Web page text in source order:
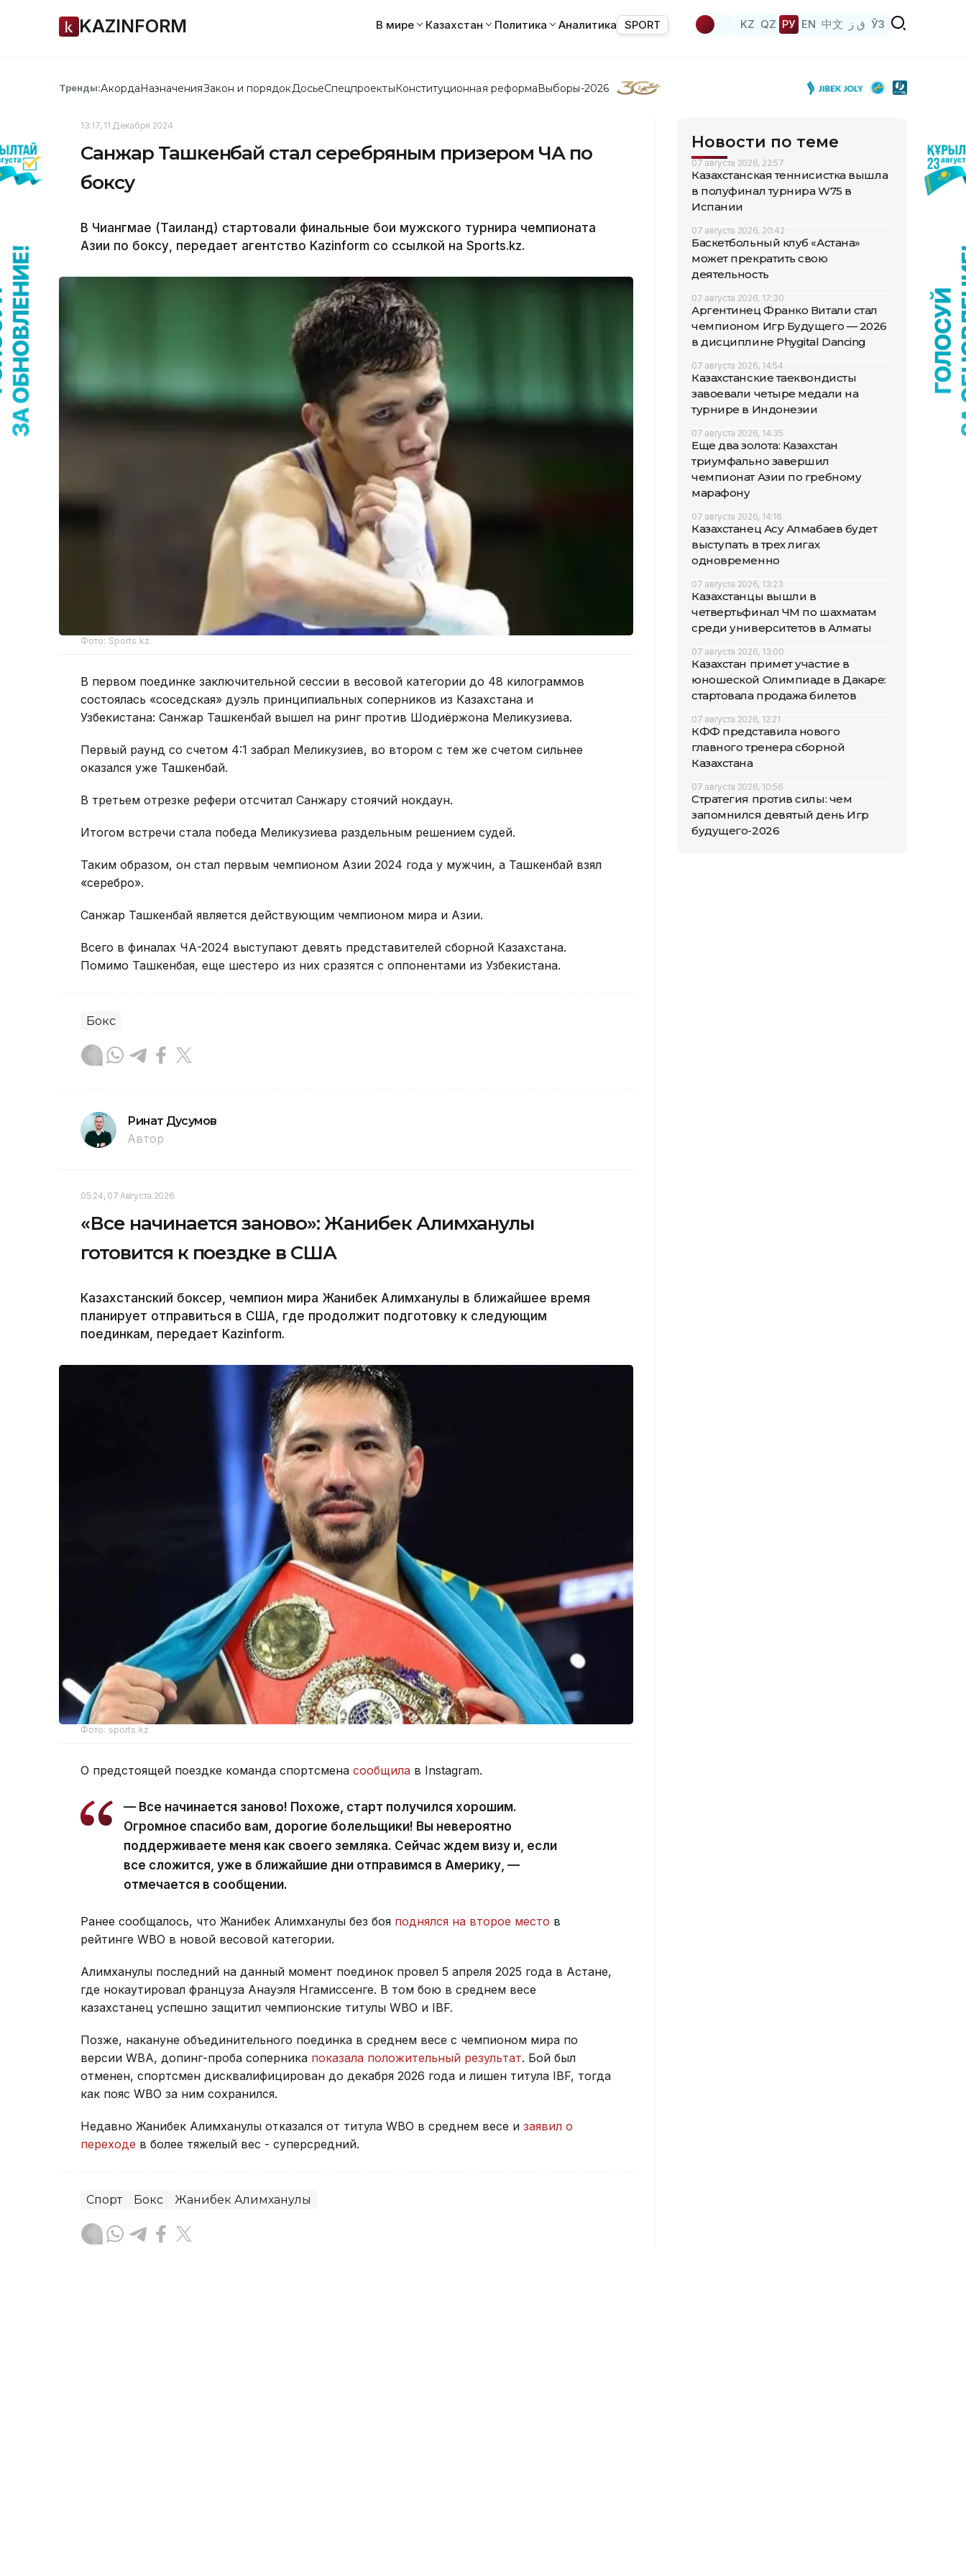
KAZINFORM В мире Казахстан Политика Аналитика SPORT KZ QZ РУ EN 中文 ق ز ЎЗ
Тренды:АкордаНазначенияЗакон и порядок ДосьеСпецпроектыКонституционная реформаВыборы-2026
13:17, 11 Декабря 2024
Санжар Ташкенбай стал серебряным призером ЧА по
боксу
В Чиангмае (Таиланд) стартовали финальные бои мужского турнира чемпионата
Азии по боксу, передает агентство Kazinform со ссылкой на Sports.kz.
Фото: Sports.kz.
В первом поединке заключительной сессии в весовой категории до 48 килограммов
состоялась «соседская» дуэль принципиальных соперников из Казахстана и
Узбекистана: Санжар Ташкенбай вышел на ринг против Шодиёржона Меликузиева.
Первый раунд со счетом 4:1 забрал Меликузиев, во втором с тем же счетом сильнее
оказался уже Ташкенбай.
В третьем отрезке рефери отсчитал Санжару стоячий нокдаун.
Итогом встречи стала победа Меликузиева раздельным решением судей.
Таким образом, он стал первым чемпионом Азии 2024 года у мужчин, а Ташкенбай взял
«серебро».
Санжар Ташкенбай является действующим чемпионом мира и Азии.
Всего в финалах ЧА-2024 выступают девять представителей сборной Казахстана.
Помимо Ташкенбая, еще шестеро из них сразятся с оппонентами из Узбекистана.
Бокс
Ринат Дусумов
Автор
05:24, 07 Августа 2026
«Все начинается заново»: Жанибек Алимханулы
готовится к поездке в США
Казахстанский боксер, чемпион мира Жанибек Алимханулы в ближайшее время
планирует отправиться в США, где продолжит подготовку к следующим
поединкам, передает Kazinform.
Фото: sports.kz
О предстоящей поездке команда спортсмена сообщила в Instagram.
— Все начинается заново! Похоже, старт получился хорошим.
Огромное спасибо вам, дорогие болельщики! Вы невероятно
поддерживаете меня как своего земляка. Сейчас ждем визу и, если
все сложится, уже в ближайшие дни отправимся в Америку, —
отмечается в сообщении.
Ранее сообщалось, что Жанибек Алимханулы без боя поднялся на второе место в
рейтинге WBO в новой весовой категории.
Алимханулы последний на данный момент поединок провел 5 апреля 2025 года в Астане,
где нокаутировал француза Анауэля Нгамиссенге. В том бою в среднем весе
казахстанец успешно защитил чемпионские титулы WBO и IBF.
Позже, накануне объединительного поединка в среднем весе с чемпионом мира по
версии WBA, допинг-проба соперника показала положительный результат. Бой был
отменен, спортсмен дисквалифицирован до декабря 2026 года и лишен титула IBF, тогда
как пояс WBO за ним сохранился.
Недавно Жанибек Алимханулы отказался от титула WBO в среднем весе и заявил о
переходе в более тяжелый вес - суперсредний.
Спорт Бокс Жанибек Алимханулы
Новости по теме
07 августа 2026, 22:57
Казахстанская теннисистка вышла
в полуфинал турнира W75 в
Испании
07 августа 2026, 20:42
Баскетбольный клуб «Астана»
может прекратить свою
деятельность
07 августа 2026, 17:30
Аргентинец Франко Витали стал
чемпионом Игр Будущего — 2026
в дисциплине Phygital Dancing
07 августа 2026, 14:54
Казахстанские таеквондисты
завоевали четыре медали на
турнире в Индонезии
07 августа 2026, 14:35
Еще два золота: Казахстан
триумфально завершил
чемпионат Азии по гребному
марафону
07 августа 2026, 14:16
Казахстанец Асу Алмабаев будет
выступать в трех лигах
одновременно
07 августа 2026, 13:23
Казахстанцы вышли в
четвертьфинал ЧМ по шахматам
среди университетов в Алматы
07 августа 2026, 13:00
Казахстан примет участие в
юношеской Олимпиаде в Дакаре:
стартовала продажа билетов
07 августа 2026, 12:21
КФФ представила нового
главного тренера сборной
Казахстана
07 августа 2026, 10:56
Стратегия против силы: чем
запомнился девятый день Игр
будущего-2026